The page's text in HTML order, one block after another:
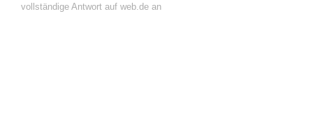
vollständige Antwort auf web.de an